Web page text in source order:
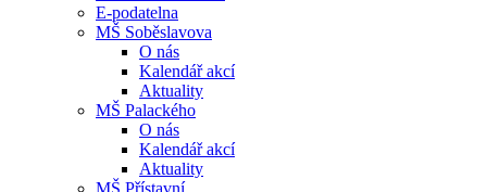
E-podatelna
MŠ Soběslavova
O nás
Kalendář akcí
Aktuality
MŠ Palackého
O nás
Kalendář akcí
Aktuality
MŠ Přístavní